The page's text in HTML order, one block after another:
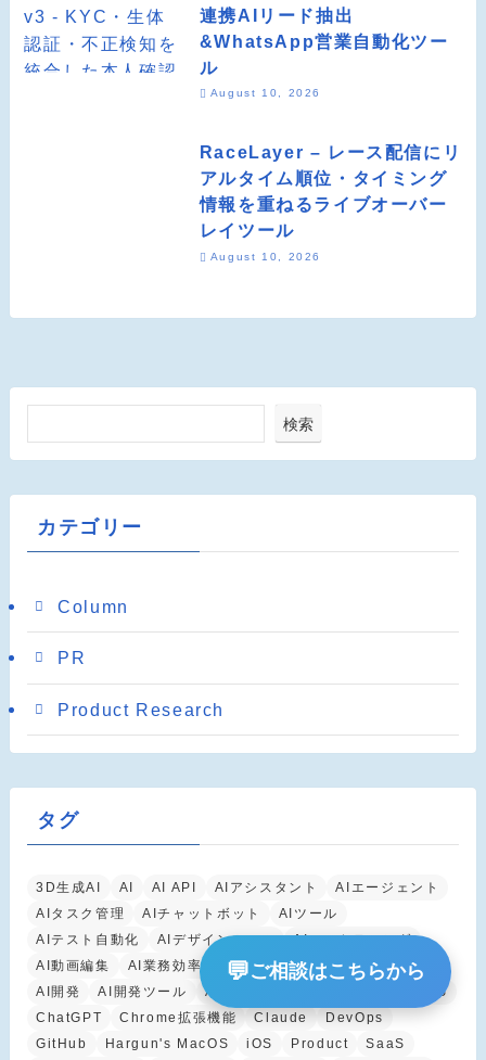
連携AIリード抽出
&WhatsApp営業自動化ツー
ル
August 10, 2026
RaceLayer – レース配信にリ
アルタイム順位・タイミング
情報を重ねるライブオーバー
レイツール
August 10, 2026
検索
カテゴリー
Column
PR
Product Research
タグ
3D生成AI AI AI API AIアシスタント
AIエージェント
AIタスク管理
AIチャットボット
AIツール
AIテスト自動化
AIデザインツール
AIマーケティング
AI動画編集
AI業務効率化 AI生産性向上
AI自動化
AI開発
AI開発ツール AI開発支援
B2B SaaS
ChatGPT
Chrome拡張機能 Claude
DevOps
GitHub
Hargun's MacOS iOS Product SaaS
💬ご相談はこちらから